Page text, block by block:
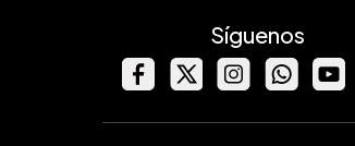
Síguenos